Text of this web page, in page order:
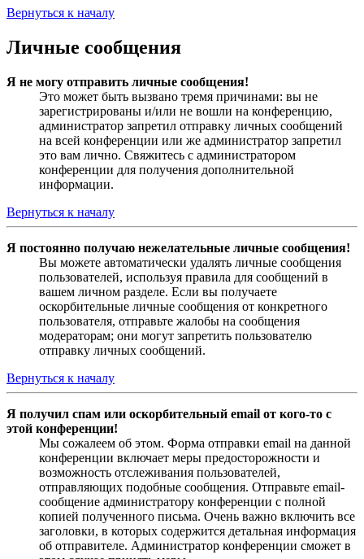
Вернуться к началу
Личные сообщения
Я не могу отправить личные сообщения!
Это может быть вызвано тремя причинами: вы не
зарегистрированы и/или не вошли на конференцию,
администратор запретил отправку личных сообщений
на всей конференции или же администратор запретил
это вам лично. Свяжитесь с администратором
конференции для получения дополнительной
информации.
Вернуться к началу
Я постоянно получаю нежелательные личные сообщения!
Вы можете автоматически удалять личные сообщения
пользователей, используя правила для сообщений в
вашем личном разделе. Если вы получаете
оскорбительные личные сообщения от конкретного
пользователя, отправьте жалобы на сообщения
модераторам; они могут запретить пользователю
отправку личных сообщений.
Вернуться к началу
Я получил спам или оскорбительный email от кого-то с
этой конференции!
Мы сожалеем об этом. Форма отправки email на данной
конференции включает меры предосторожности и
возможность отслеживания пользователей,
отправляющих подобные сообщения. Отправьте email-
сообщение администратору конференции с полной
копией полученного письма. Очень важно включить все
заголовки, в которых содержится детальная информация
об отправителе. Администратор конференции сможет в